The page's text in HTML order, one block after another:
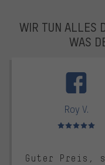
WIR TUN ALLES
WAS
Roy V.
Bewertungen: 5
Guter Preis,